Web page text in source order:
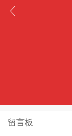
留言板